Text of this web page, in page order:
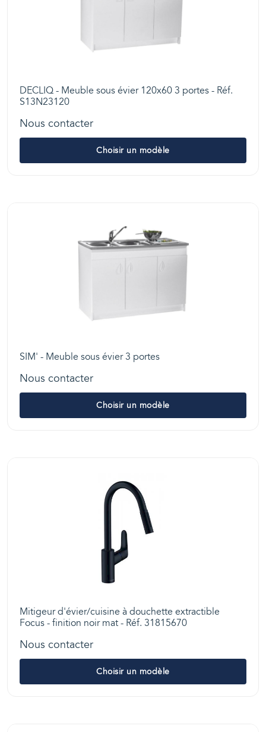
DECLIQ - Meuble sous évier 120x60 3 portes - Réf.
S13N23120
Nous contacter
Choisir un modèle
SIM' - Meuble sous évier 3 portes
Nous contacter
Choisir un modèle
Mitigeur d'évier/cuisine à douchette extractible
Focus - finition noir mat - Réf. 31815670
Nous contacter
Choisir un modèle